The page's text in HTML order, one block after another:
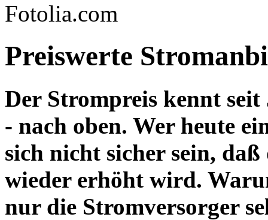
Fotolia.com
Preiswerte
Der Strompreis kennt
- nach oben. Wer heute
sich nicht sicher sein,
wieder erhöht wird.
nur die Stromversorger